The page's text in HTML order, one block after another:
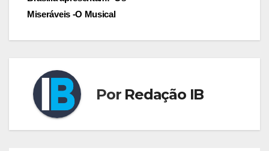
Miseráveis -O Musical
Por Redação IB